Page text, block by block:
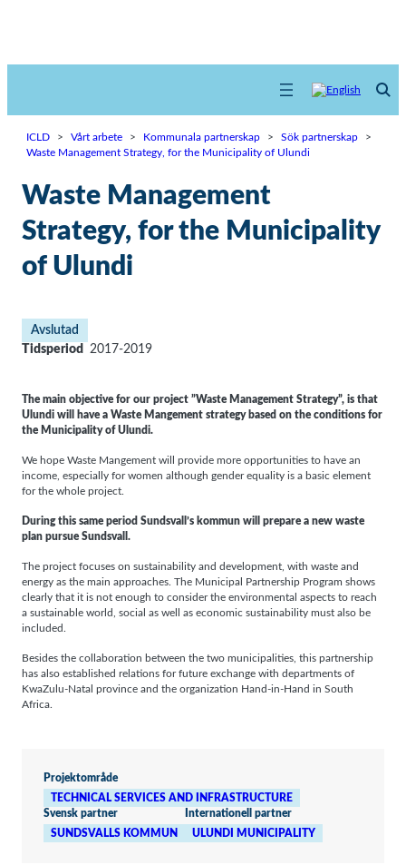
ICLD > Vårt arbete > Kommunala partnerskap > Sök partnerskap
>
Waste Management Strategy, for the Municipality of Ulundi
Waste Management
Strategy, for the Municipality
of Ulundi
Avslutad
Tidsperiod
2017-2019
The main objective for our project ”Waste Management Strategy”, is that
Ulundi will have a Waste Mangement strategy based on the conditions for
the Municipality of Ulundi.
We hope Waste Mangement will provide more opportunities to have an
income, especially for women although gender equality is a basic element
for the whole project.
During this same period Sundsvall’s kommun will prepare a new waste
plan pursue Sundsvall.
The project focuses on sustainability and development, with waste and
energy as the main approaches. The Municipal Partnership Program shows
clearly that it is not enough to consider the environmental aspects to reach
a sustainable world, social as well as economic sustainability must also be
included.
Besides the collaboration between the two municipalities, this partnership
has also established relations for future exchange with departments of
KwaZulu-Natal province and the organization Hand-in-Hand in South
Africa.
Projektområde
TECHNICAL SERVICES AND INFRASTRUCTURE
Svensk partner
SUNDSVALLS KOMMUN
Internationell partner
ULUNDI MUNICIPALITY
går inte att
välja bort. De
över huvud
taget ska
fungera.
För att vi ska
kunna
förbättra
funktionalitet
används.
Upplevelse